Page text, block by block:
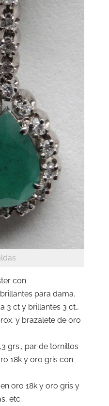
con
para dama.
3 ct y brillantes 3 ct.,
y brazalete de oro
grs., par de tornillos
18k y oro gris con
oro 18k y oro gris y
etc.